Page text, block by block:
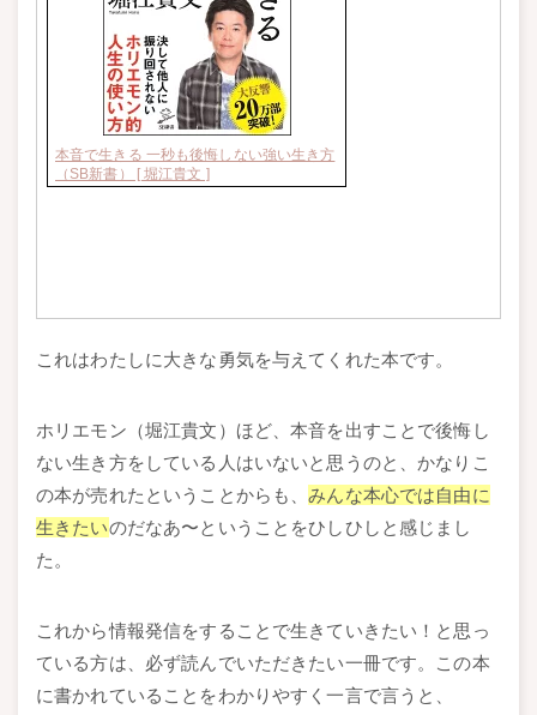
本音で生きる 一秒も後悔しない強い生き方
（SB新書） [ 堀江貴文 ]
これはわたしに大きな勇気を与えてくれた本です。
ホリエモン（堀江貴文）ほど、本音を出すことで後悔し
ない生き方をしている人はいないと思うのと、かなりこ
の本が売れたということからも、みんな本心では自由に
生きたいのだなあ〜ということをひしひしと感じまし
た。
これから情報発信をすることで生きていきたい！と思っ
ている方は、必ず読んでいただきたい一冊です。この本
に書かれていることをわかりやすく一言で言うと、